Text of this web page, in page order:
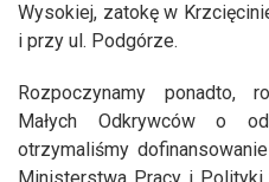
Wysokiej, zatokę w
i przy ul. Podgórze.
Rozpoczynamy ponadto,
Małych Odkrywców o
otrzymaliśmy